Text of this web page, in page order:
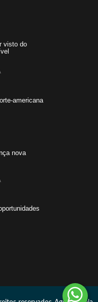
visto do
americana
nova